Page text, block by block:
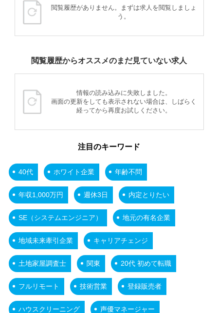
閲覧履歴がありません。まずは求人を閲覧しましょ
う。
閲覧履歴からオススメのまだ見ていない求人
情報の読み込みに失敗しました。
画面の更新をしても表示されない場合は、しばらく
経ってから再度お試しください。
注目のキーワード
40代 ホワイト企業 年齢不問
年収1,000万円 週休3日 内定とりたい
SE（システムエンジニア） 地元の有名企業
地域未来牽引企業 キャリアチェンジ
土地家屋調査士 関東 20代 初めて転職
フルリモート 技術営業 登録販売者
ハウスクリーニング 声優マネージャー